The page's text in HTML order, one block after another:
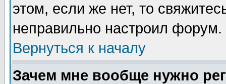
этом, если же нет, то
неправильно настроил форум.
Вернуться к началу
Зачем мне вообще нужно